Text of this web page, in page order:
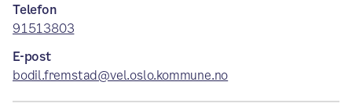
Telefon
91513803
E-post
bodil.fremstad@vel.oslo.kommune.no